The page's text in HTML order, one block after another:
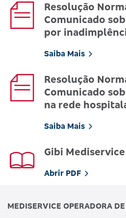
Resolução
Comunicado
por
Saiba Mais
Resolução
Comunicado
na rede
Saiba Mais
Gibi Mediservice
Abrir PDF
MEDISERVICE OPERADORA